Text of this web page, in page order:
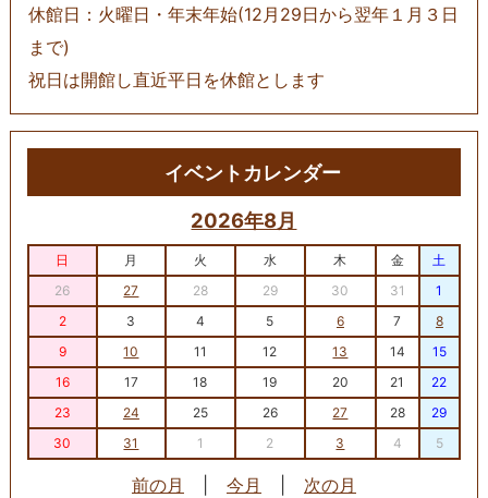
休館日：火曜日・年末年始(12月29日から翌年１月３日
まで)
祝日は開館し直近平日を休館とします
イベントカレンダー
2026年8月
日 月 火 水 木 金
土
26
27 28 29 30 31
1
2
3 4 5 6 7
8
9
10 11 12 13 14
15
16
17 18 19 20 21
22
23
24 25 26 27 28
29
30
31 1 2 3 4 5
前の月 今月 次の月